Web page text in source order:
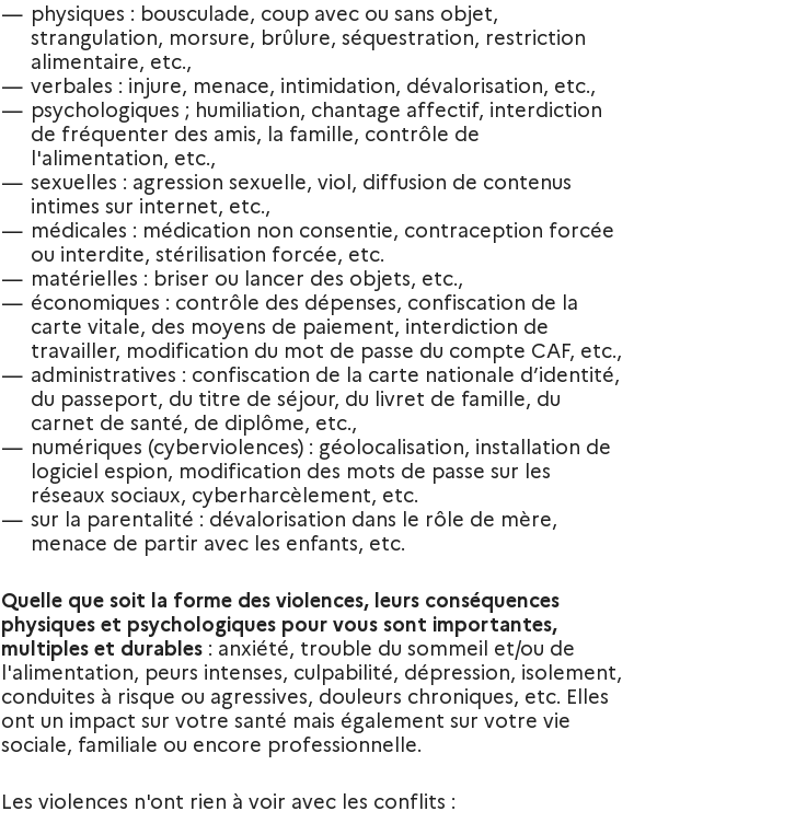
physiques : bousculade, coup avec ou sans objet,
strangulation, morsure, brûlure, séquestration, restriction
alimentaire, etc.,
verbales : injure, menace, intimidation, dévalorisation, etc.,
psychologiques ; humiliation, chantage affectif, interdiction
de fréquenter des amis, la famille, contrôle de
l'alimentation, etc.,
sexuelles : agression sexuelle, viol, diffusion de contenus
intimes sur internet, etc.,
médicales : médication non consentie, contraception forcée
ou interdite, stérilisation forcée, etc.
matérielles : briser ou lancer des objets, etc.,
économiques : contrôle des dépenses, confiscation de la
carte vitale, des moyens de paiement, interdiction de
travailler, modification du mot de passe du compte CAF, etc.,
administratives : confiscation de la carte nationale d’identité,
du passeport, du titre de séjour, du livret de famille, du
carnet de santé, de diplôme, etc.,
numériques (cyberviolences) : géolocalisation, installation de
logiciel espion, modification des mots de passe sur les
réseaux sociaux, cyberharcèlement, etc.
sur la parentalité : dévalorisation dans le rôle de mère,
menace de partir avec les enfants, etc.
Quelle que soit la forme des violences, leurs conséquences
physiques et psychologiques pour vous sont importantes,
multiples et durables: anxiété, trouble du sommeil et/ou de
l'alimentation, peurs intenses, culpabilité, dépression, isolement,
conduites à risque ou agressives, douleurs chroniques, etc. Elles
ont un impact sur votre santé mais également sur votre vie
sociale, familiale ou encore professionnelle.
Les violences n'ont rien à voir avec les conflits :